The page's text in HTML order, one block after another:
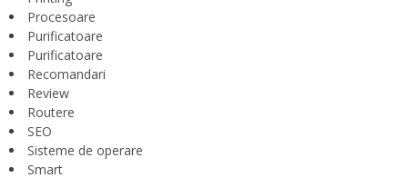
Procesoare
Purificatoare
Purificatoare
Recomandari
Review
Routere
SEO
Sisteme de operare
Smart